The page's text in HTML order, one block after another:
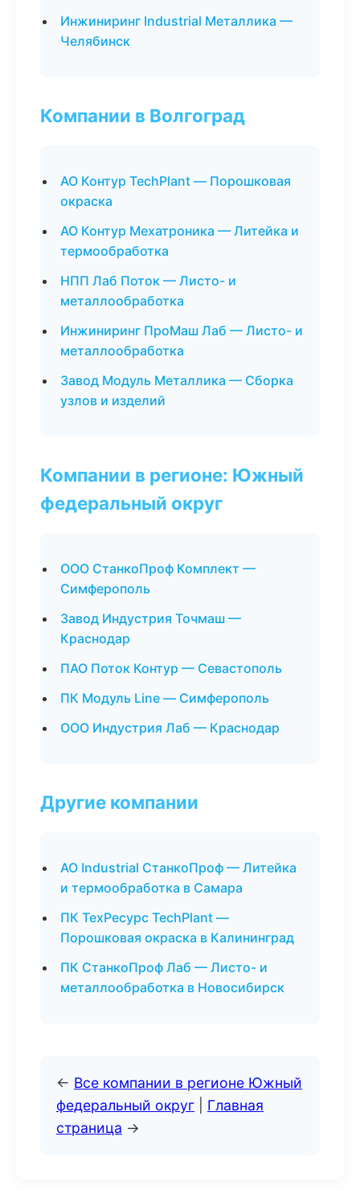
Инжиниринг Industrial Металлика —
Челябинск
Компании в Волгоград
АО Контур TechPlant — Порошковая
окраска
АО Контур Мехатроника — Литейка и
термообработка
НПП Лаб Поток — Листо- и
металлообработка
Инжиниринг ПроМаш Лаб — Листо- и
металлообработка
Завод Модуль Металлика — Сборка
узлов и изделий
Компании в регионе: Южный
федеральный округ
ООО СтанкоПроф Комплект —
Симферополь
Завод Индустрия Точмаш —
Краснодар
ПАО Поток Контур — Севастополь
ПК Модуль Line — Симферополь
ООО Индустрия Лаб — Краснодар
Другие компании
АО Industrial СтанкоПроф — Литейка
и термообработка в Самара
ПК ТехРесурс TechPlant —
Порошковая окраска в Калининград
ПК СтанкоПроф Лаб — Листо- и
металлообработка в Новосибирск
← Все компании в регионе Южный
федеральный округ
Главная
страница →